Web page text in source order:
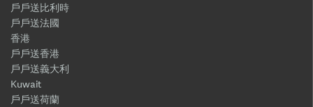
戶戶送比利時
戶戶送法國
香港
戶戶送香港
戶戶送義大利
Kuwait
戶戶送荷蘭